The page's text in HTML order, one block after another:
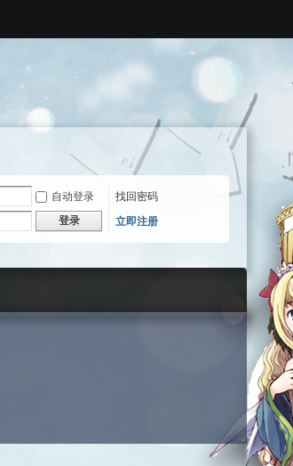
自动登录
找回密码
登录 立即注册